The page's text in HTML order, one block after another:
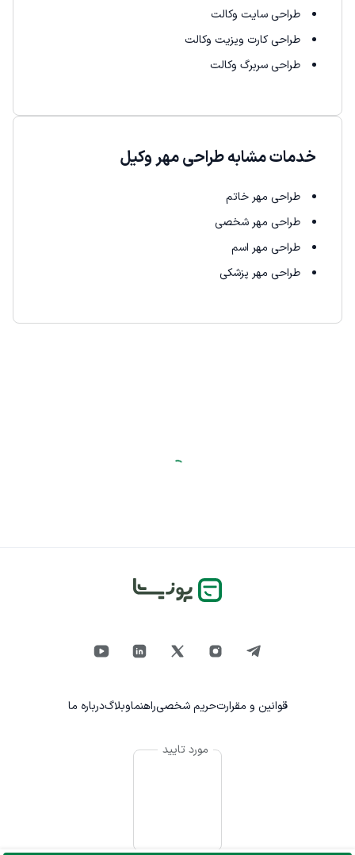
خدمات مشابه طراحی مهر وکیل
طراحی مهر خاتم
طراحی مهر شخصی
طراحی مهر اسم
طراحی مهر پزشکی
طراحی سایت وکالت
طراحی کارت ویزیت وکالت
طراحی سربرگ وکالت
قوانین و مقرارتحریم شخصیراهنماوبلاگدرباره ما
مورد تایید